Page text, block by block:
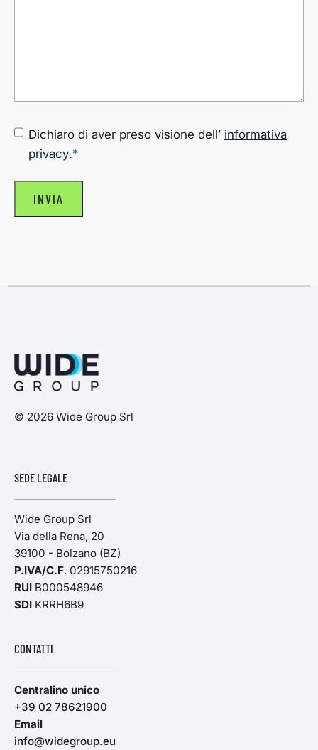
CONSENSO*
Dichiaro di aver preso visione dell’ informativa
privacy.*
INVIA
© 2026 Wide Group Srl
SEDE LEGALE
Wide Group Srl
Via della Rena, 20
39100 - Bolzano (BZ)
P.IVA/C.F. 02915750216
RUI B000548946
SDI KRRH6B9
CONTATTI
Centralino unico
+39 02 78621900
Email
info@widegroup.eu